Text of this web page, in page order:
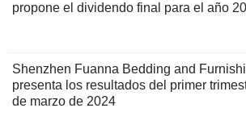
propone el dividendo final para el año
Shenzhen Fuanna Bedding and
presenta los resultados del primer
de marzo de 2024